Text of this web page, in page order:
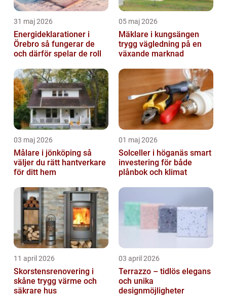
31 maj 2026
Energideklarationer i
Örebro så fungerar de
och därför spelar de roll
05 maj 2026
Mäklare i kungsängen
trygg vägledning på en
växande marknad
03 maj 2026
Målare i jönköping så
väljer du rätt hantverkare
för ditt hem
01 maj 2026
Solceller i höganäs smart
investering för både
plånbok och klimat
11 april 2026
Skorstensrenovering i
skåne trygg värme och
säkrare hus
03 april 2026
Terrazzo – tidlös elegans
och unika
designmöjligheter